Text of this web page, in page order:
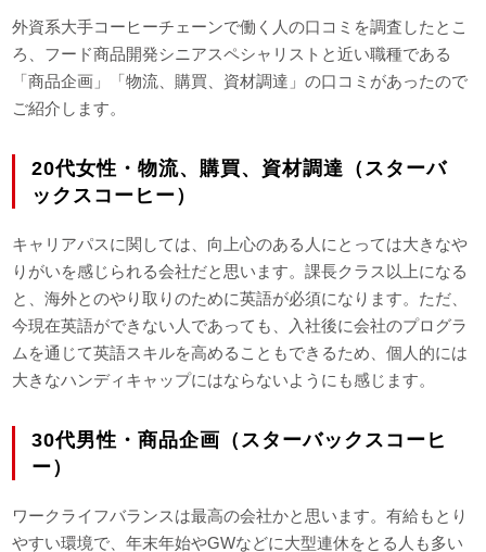
外資系大手コーヒーチェーンで働く人の口コミを調査したとこ
ろ、フード商品開発シニアスペシャリストと近い職種である
「商品企画」「物流、購買、資材調達」の口コミがあったので
ご紹介します。
20代女性・物流、購買、資材調達（スターバ
ックスコーヒー）
キャリアパスに関しては、向上心のある人にとっては大きなや
りがいを感じられる会社だと思います。課長クラス以上になる
と、海外とのやり取りのために英語が必須になります。ただ、
今現在英語ができない人であっても、入社後に会社のプログラ
ムを通じて英語スキルを高めることもできるため、個人的には
大きなハンディキャップにはならないようにも感じます。
30代男性・商品企画（スターバックスコーヒ
ー）
ワークライフバランスは最高の会社かと思います。有給もとり
やすい環境で、年末年始やGWなどに大型連休をとる人も多い